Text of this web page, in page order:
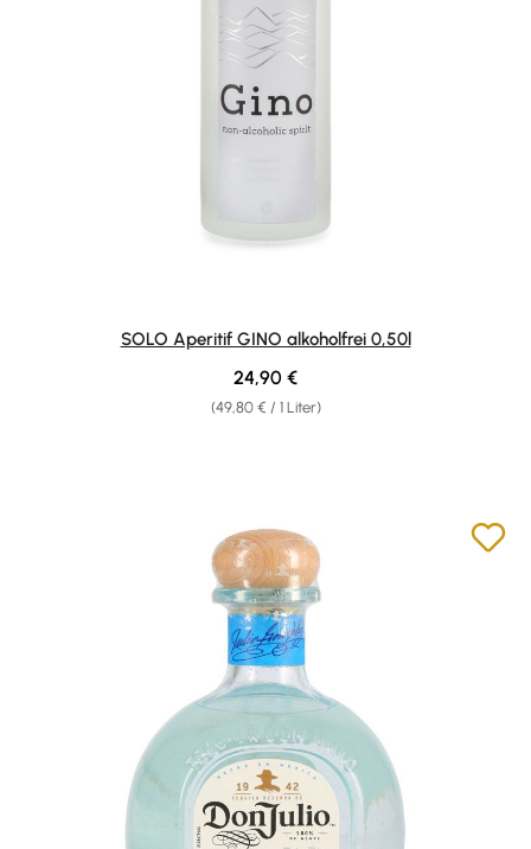
SOLO Aperitif GINO alkoholfrei 0,50l
(49,80 € / 1 Liter)
Regulärer Preis:
24,90 €